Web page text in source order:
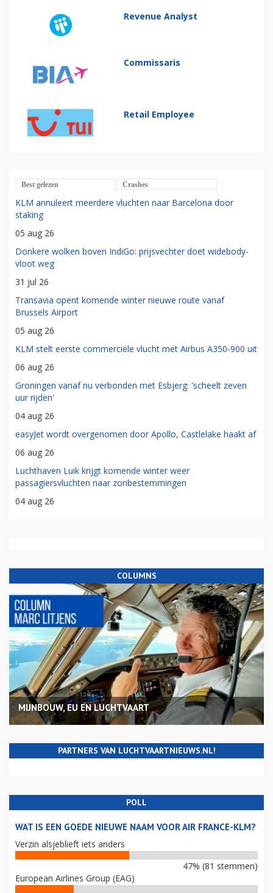
Revenue Analyst
Commissaris
Retail Employee
Best gelezen Crashes
KLM annuleert meerdere vluchten naar Barcelona door
staking
05 aug 26
Donkere wolken boven IndiGo: prijsvechter doet widebody-
vloot weg
31 jul 26
Transavia opent komende winter nieuwe route vanaf
Brussels Airport
05 aug 26
KLM stelt eerste commerciële vlucht met Airbus A350-900 uit
06 aug 26
Groningen vanaf nu verbonden met Esbjerg: 'scheelt zeven
uur rijden'
04 aug 26
easyJet wordt overgenomen door Apollo, Castlelake haakt af
06 aug 26
Luchthaven Luik krijgt komende winter weer
passagiersvluchten naar zonbestemmingen
04 aug 26
COLUMNS
MIJNBOUW, EU EN LUCHTVAART
PARTNERS VAN LUCHTVAARTNIEUWS.NL!
POLL
WAT IS EEN GOEDE NIEUWE NAAM VOOR AIR FRANCE-KLM?
Verzin alsjeblieft iets anders
47% (81 stemmen)
European Airlines Group (EAG)